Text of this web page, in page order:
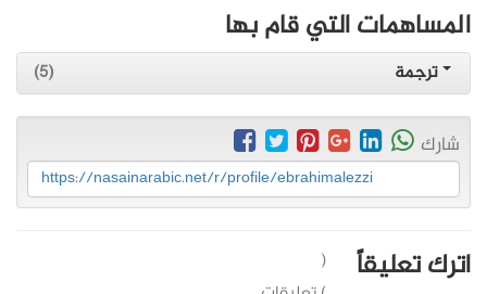
المساهمات التي قام بها
ترجمة (5)
شارك
https://nasainarabic.net/r/profile/ebrahimalezzi
اترك تعليقاً
(